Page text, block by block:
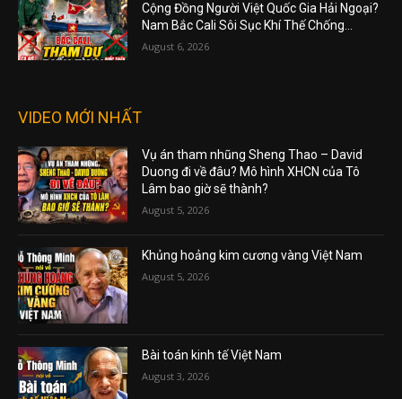
Cộng Đồng Người Việt Quốc Gia Hải Ngoại?
Nam Bắc Cali Sôi Sục Khí Thế Chống...
August 6, 2026
VIDEO MỚI NHẤT
Vụ án tham nhũng Sheng Thao – David
Duong đi về đâu? Mô hình XHCN của Tô
Lâm bao giờ sẽ thành?
August 5, 2026
Khủng hoảng kim cương vàng Việt Nam
August 5, 2026
Bài toán kinh tế Việt Nam
August 3, 2026